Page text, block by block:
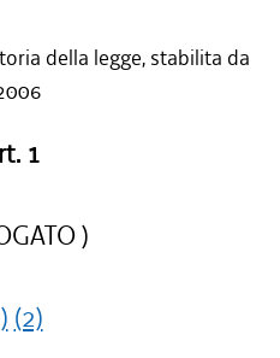
della legge, stabilita da
1
)
(2)